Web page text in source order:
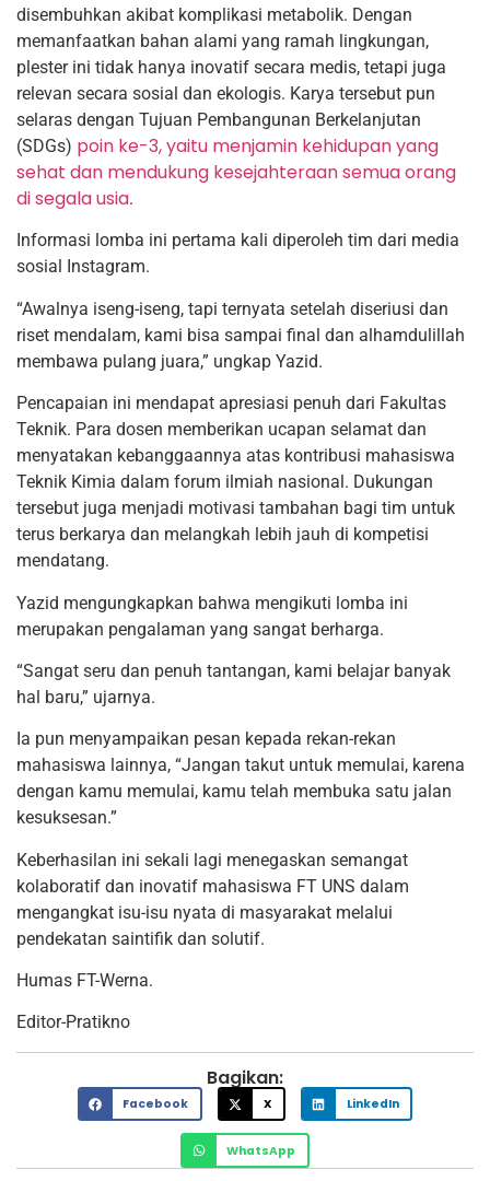
disembuhkan akibat komplikasi metabolik. Dengan
memanfaatkan bahan alami yang ramah lingkungan,
plester ini tidak hanya inovatif secara medis, tetapi juga
relevan secara sosial dan ekologis. Karya tersebut pun
selaras dengan Tujuan Pembangunan Berkelanjutan
(SDGs) poin ke-3, yaitu menjamin kehidupan yang
sehat dan mendukung kesejahteraan semua orang
di segala usia.
Informasi lomba ini pertama kali diperoleh tim dari media
sosial Instagram.
“Awalnya iseng-iseng, tapi ternyata setelah diseriusi dan
riset mendalam, kami bisa sampai final dan alhamdulillah
membawa pulang juara,” ungkap Yazid.
Pencapaian ini mendapat apresiasi penuh dari Fakultas
Teknik. Para dosen memberikan ucapan selamat dan
menyatakan kebanggaannya atas kontribusi mahasiswa
Teknik Kimia dalam forum ilmiah nasional. Dukungan
tersebut juga menjadi motivasi tambahan bagi tim untuk
terus berkarya dan melangkah lebih jauh di kompetisi
mendatang.
Yazid mengungkapkan bahwa mengikuti lomba ini
merupakan pengalaman yang sangat berharga.
“Sangat seru dan penuh tantangan, kami belajar banyak
hal baru,” ujarnya.
Ia pun menyampaikan pesan kepada rekan-rekan
mahasiswa lainnya, “Jangan takut untuk memulai, karena
dengan kamu memulai, kamu telah membuka satu jalan
kesuksesan.”
Keberhasilan ini sekali lagi menegaskan semangat
kolaboratif dan inovatif mahasiswa FT UNS dalam
mengangkat isu-isu nyata di masyarakat melalui
pendekatan saintifik dan solutif.
Humas FT-Werna.
Editor-Pratikno
Bagikan:
Facebook X LinkedIn
WhatsApp